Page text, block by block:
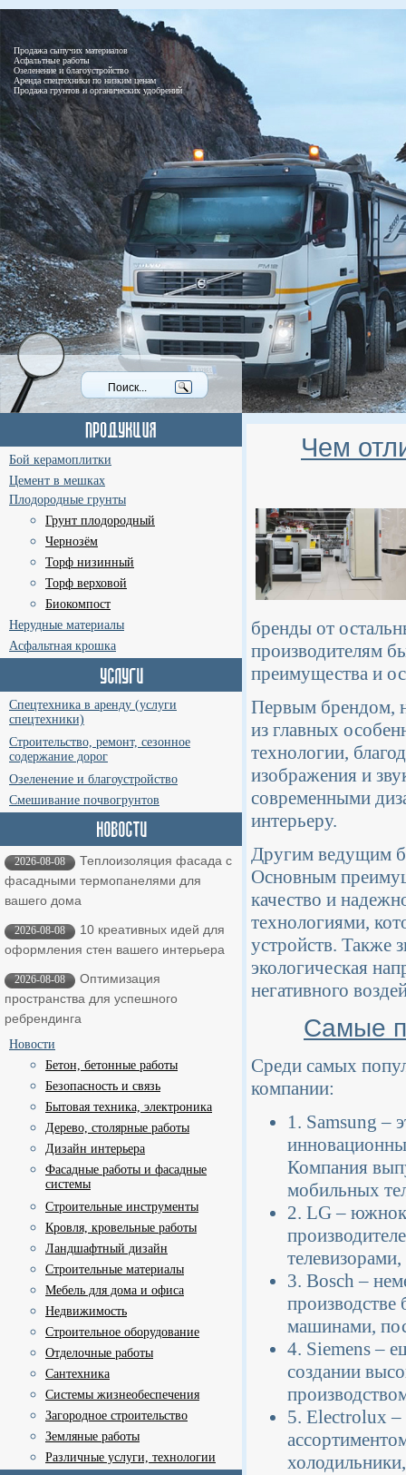
Продажа сыпучих материалов
Асфальтные работы
Озеленение и благоустройство
Аренда спецтехники по низким ценам
Продажа грунтов и органических удобрений
Бой керамоплитки
Цемент в мешках
Плодородные грунты
Грунт плодородный
Чернозём
Торф низинный
Торф верховой
Биокомпост
Нерудные материалы
Асфальтная крошка
Спецтехника в аренду (услуги
спецтехники)
Строительство, ремонт, сезонное
содержание дорог
Озеленение и благоустройство
Смешивание почвогрунтов
2026-08-08
Теплоизоляция фасада с
фасадными термопанелями для
вашего дома
2026-08-08
10 креативных идей для
оформления стен вашего интерьера
2026-08-08
Оптимизация
пространства для успешного
ребрендинга
Новости
Бетон, бетонные работы
Безопасность и связь
Бытовая техника, электроника
Дерево, столярные работы
Дизайн интерьера
Фасадные работы и фасадные
системы
Строительные инструменты
Кровля, кровельные работы
Ландшафтный дизайн
Строительные материалы
Мебель для дома и офиса
Недвижимость
Строительное оборудование
Отделочные работы
Сантехника
Системы жизнеобеспечения
Загородное строительство
Земляные работы
Различные услуги, технологии
Чем
бренды от
производителям
преимущества и
Первым брендом,
из главных
технологии,
изображения и
современными
интерьеру.
Другим ведущим
Основным
качество и
технологиями,
устройств. Также
экологическая
негативного
Самые
Среди самых
компании:
1. Samsung –
Компания
мобильных
2. LG –
3. Bosch –
машинами,
4. Siemens –
создании
5. Electrolux –